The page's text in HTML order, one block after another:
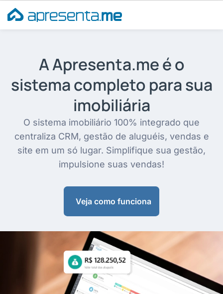
para
o
A Apresenta.me é o
sistema completo para sua
imobiliária
O sistema imobiliário 100% integrado que
centraliza CRM, gestão de aluguéis, vendas e
site em um só lugar. Simplifique sua gestão,
impulsione suas vendas!
Veja como funciona